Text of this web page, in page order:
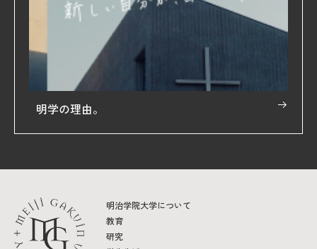
明学の理由。
明治学院大学について
教育
研究